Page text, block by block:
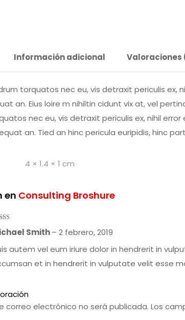
Información adicional Valoraciones
torquatos nec eu, vis detraxit periculis ex,
an. Eius loire m nihiltin cidunt vix at, vel
nec eu, vis detraxit periculis ex, nihil
an. Tied an hinc pericula euripidis, hinc
4 × 1.4 × 1 cm
en Consulting Broshure
5de 5 Smith– 2 febrero, 2019
autem vel eum iriure dolor in hendrerit in
et in hendrerit in vulputate velit esse
correo electrónico no será publicada. Los